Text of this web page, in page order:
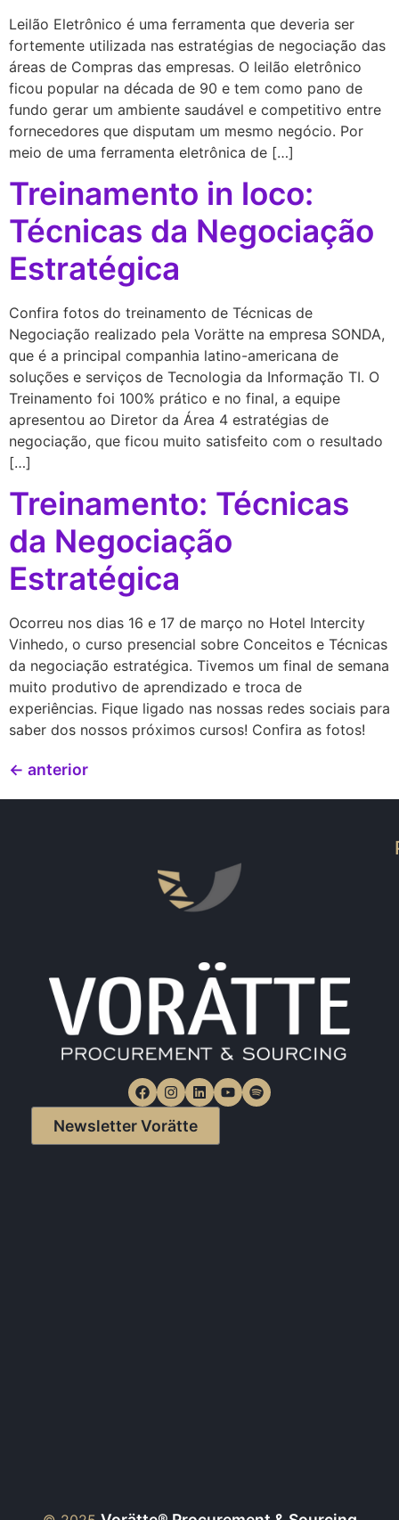
Leilão Eletrônico é uma ferramenta que deveria ser
fortemente utilizada nas estratégias de negociação das
áreas de Compras das empresas. O leilão eletrônico
ficou popular na década de 90 e tem como pano de
fundo gerar um ambiente saudável e competitivo entre
fornecedores que disputam um mesmo negócio. Por
meio de uma ferramenta eletrônica de […]
Treinamento in loco:
Técnicas da Negociação
Estratégica
Confira fotos do treinamento de Técnicas de
Negociação realizado pela Vorätte na empresa SONDA,
que é a principal companhia latino-americana de
soluções e serviços de Tecnologia da Informação TI. O
Treinamento foi 100% prático e no final, a equipe
apresentou ao Diretor da Área 4 estratégias de
negociação, que ficou muito satisfeito com o resultado
[…]
Treinamento: Técnicas
da Negociação
Estratégica
Ocorreu nos dias 16 e 17 de março no Hotel Intercity
Vinhedo, o curso presencial sobre Conceitos e Técnicas
da negociação estratégica. Tivemos um final de semana
muito produtivo de aprendizado e troca de
experiências. Fique ligado nas nossas redes sociais para
saber dos nossos próximos cursos! Confira as fotos!
← anterior
Newsletter Vorätte